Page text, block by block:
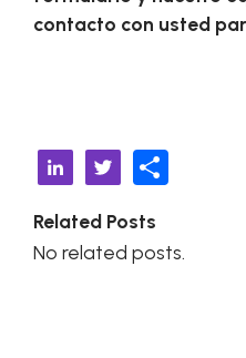
contacto con usted
Li
n
k
T
w
it m
p
Related Posts
No related posts.